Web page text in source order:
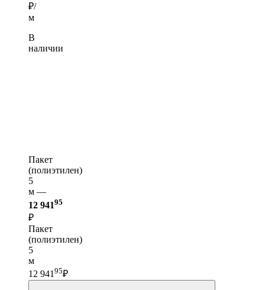
₽/
м
В
наличии
Пакет
(полиэтилен)
5
м —
12 94195
₽
Пакет
(полиэтилен)
5
м
12 941 95₽